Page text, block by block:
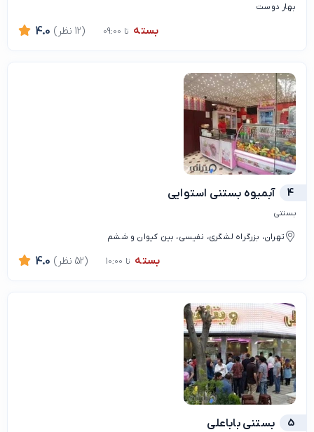
بهار دوست
بسته تا 09:00 4.0 (12 نظر)
4 آبمیوه بستنی استوایی
بستنی
تهران، بزرگراه لشگری، نفیسی، بین کیوان و ششم
بسته تا 10:00 4.0 (52 نظر)
5 بستنی باباعلی